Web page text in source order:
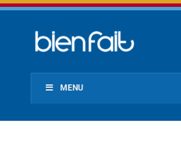
MENU